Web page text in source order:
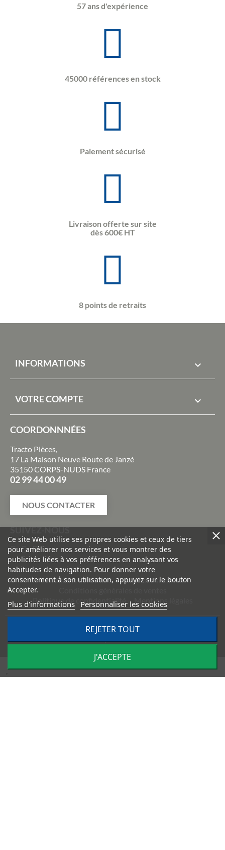
57 ans d'expérience
45000 références en stock
Paiement sécurisé
Livraison offerte sur site
dès 600€ HT
8 points de retraits
INFORMATIONS 
VOTRE COMPTE 
COORDONNNÉES
Tracto Pièces,
17 La Maison Neuve Route de Janzé
35150 CORPS-NUDS France
02 99 44 00 49
NOUS CONTACTER
SUIVEZ-NOUS
Livraisons et retours
Paiement sécurisé
Politique de confidentialité
Mentions légales
TRACTO PIÈCES - Conception & réalisation :
Impulsion
Ce site Web utilise ses propres cookies et ceux de tiers
pour améliorer nos services et vous montrer des
publicités liées à vos préférences en analysant vos
habitudes de navigation. Pour donner votre
consentement à son utilisation, appuyez sur le bouton
Accepter.
Plus d'informations Personnaliser les cookies
REJETER TOUT
J'ACCEPTE